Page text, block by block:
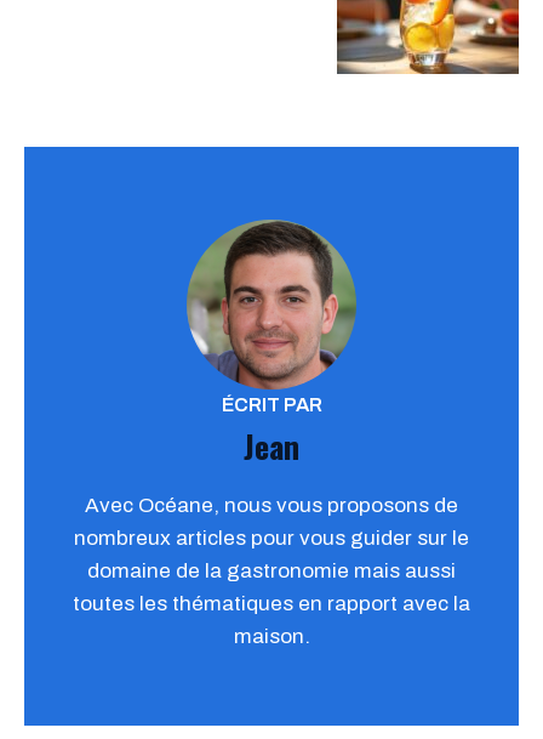
ÉCRIT PAR
Jean
Avec Océane, nous vous proposons de
nombreux articles pour vous guider sur le
domaine de la gastronomie mais aussi
toutes les thématiques en rapport avec la
maison.